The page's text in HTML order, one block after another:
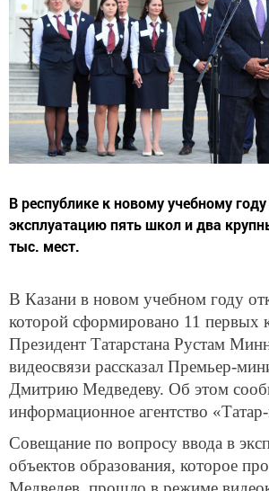
В республике к новому учебному
эксплуатацию пять школ и два
тыс. мест.
В Казани в новом учебном году
которой сформировано 11 первых
Президент Татарстана Рустам
видеосвязи рассказал Премьер-
Дмитрию Медведеву. Об этом
информационное агентство
Совещание по вопросу ввода в
объектов образования, которое